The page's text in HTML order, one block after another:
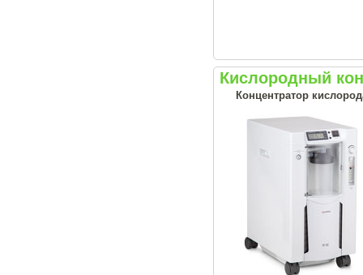
Кислородный
Концентратор